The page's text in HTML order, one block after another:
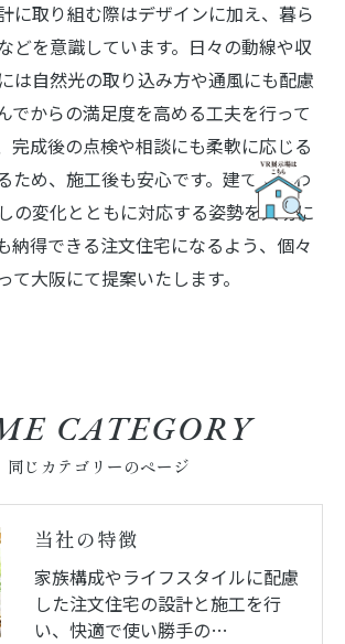
に取り組む際はデザインに加え、暮ら
どを意識しています。日々の動線や収
は自然光の取り込み方や通風にも配慮
でからの満足度を高める工夫を行って
完成後の点検や相談にも柔軟に応じる
ため、施工後も安心です。建てて終わ
の変化とともに対応する姿勢を大切に
納得できる注文住宅になるよう、個々
て大阪にて提案いたします。
同じカテゴリーのページ
CATEGORY
当社の特徴
家族構成やライフスタイルに配慮
した注文住宅の設計と施工を行
い、快適で使い勝手の…